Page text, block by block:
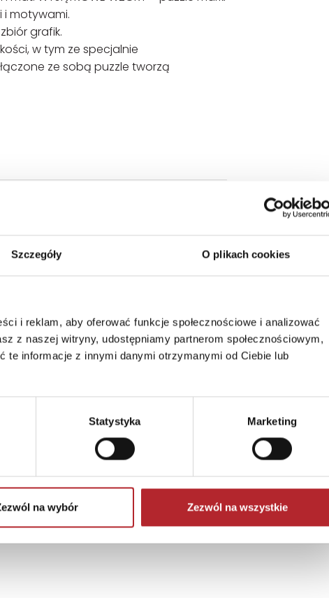
Szczegóły O plikach cookies
i reklam, aby oferować funkcje społecznościowe i analizować
z naszej witryny, udostępniamy partnerom społecznościowym,
te informacje z innymi danymi otrzymanymi od Ciebie lub
Statystyka Marketing
na wybór Zezwól na wszystkie
i motywami.
grafik.
w tym ze specjalnie
ze sobą puzzle tworzą
Brak prawa zwrotu